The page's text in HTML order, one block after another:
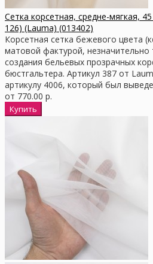
Сетка корсетная, средне-мягкая,
126) (Lauma) (013402)
Корсетная сетка бежевого цвета
матовой фактурой, незначительно
создания бельевых прозрачных
бюстгальтера. Артикул 387 от
артикулу 4006, который был
от 770.00 р.